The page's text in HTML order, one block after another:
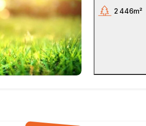
2 446m²